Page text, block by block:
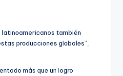
latinoamericanos también
producciones globales”,
más que un logro